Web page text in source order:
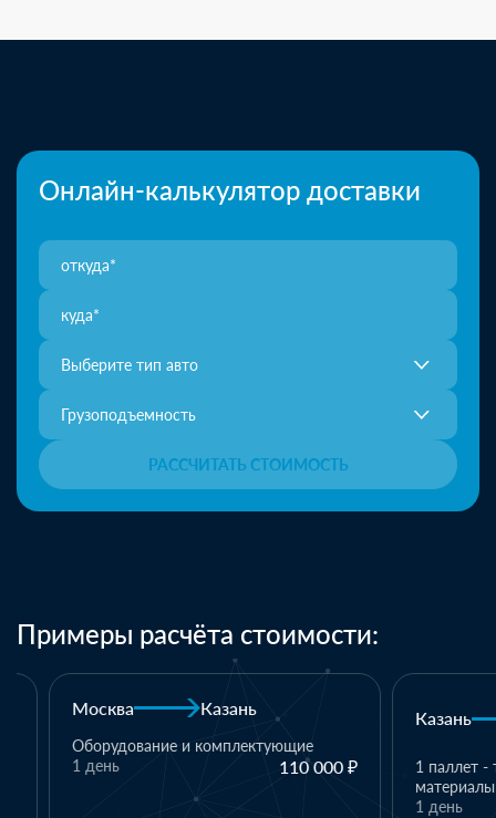
Онлайн-калькулятор доставки
Выберите тип авто
Грузоподъемность
РАССЧИТАТЬ СТОИМОСТЬ
Примеры расчёта стоимости:
Москва Казань
Оборудование и комплектующие
110 000 ₽
1 день
Казань
1 паллет -
материалы
1 день